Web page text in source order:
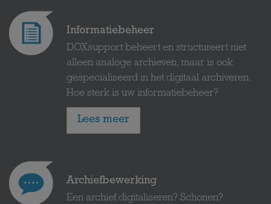
Informatiebeheer
DOXsupport beheert en structureert niet
alleen analoge archieven, maar is ook
gespecialiseerd in het digitaal archiveren.
Hoe sterk is uw informatiebeheer?
Lees meer
Archiefbewerking
Een archief digitaliseren? Schonen?